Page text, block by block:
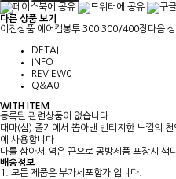
다른 상품 보기
이전상품 에어캡봉투 300 300/400장다음
DETAIL
INFO
REVIEW0
Q&A0
WITH ITEM
등록된 관련상품이 없습니다.
대마(삼) 줄기에서 뽑아낸 빈티지한 느낌의
에 사용합니다
마를 삼아서 역은 끈으로 공방제품 포장시 색
배송정보
1. 모든 제품은 부가세포함가 입니다.